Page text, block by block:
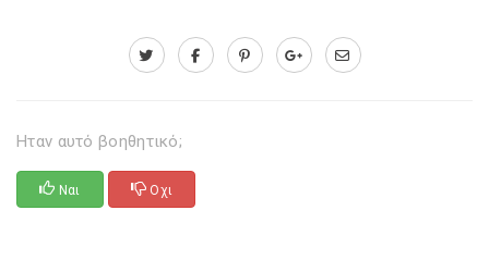
Ηταν αυτό βοηθητικό;
Ναι Οχι